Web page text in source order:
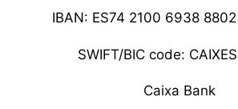
IBAN: ES74 2100 6938
SWIFT/BIC code:
Caixa Bank